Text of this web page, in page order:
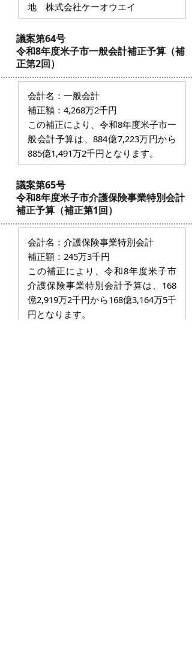
地 株式会社ケーオウエイ
議案第64号
令和8年度米子市一般会計補正予算（補
正第2回）
会計名：一般会計
補正額：4,268万2千円
この補正により、令和8年度米子市一
般会計予算は、884億7,223万円から
885億1,491万2千円となります。
議案第65号
令和8年度米子市介護保険事業特別会計
補正予算（補正第1回）
会計名：介護保険事業特別会計
補正額：245万3千円
この補正により、令和8年度米子市
介護保険事業特別会計予算は、168
億2,919万2千円から168億3,164万5千
円となります。